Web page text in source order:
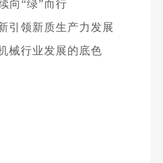
向“绿”而行
引领新质生产力发展
械行业发展的底色